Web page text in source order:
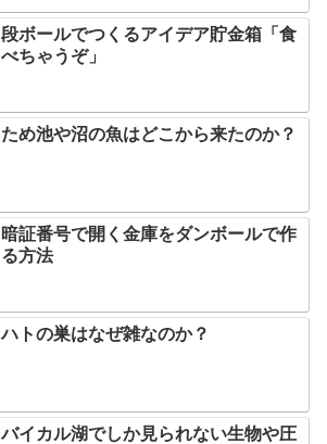
段ボールでつくるアイデア貯金箱「食
べちゃうぞ」
ため池や沼の魚はどこから来たのか？
暗証番号で開く金庫をダンボールで作
る方法
ハトの巣はなぜ雑なのか？
バイカル湖でしか見られない生物や圧